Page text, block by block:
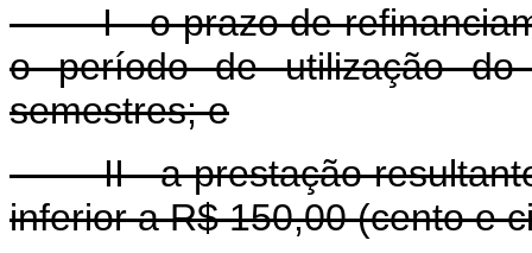
I - o prazo de
o período de utilização do
semestres; e
II - a prestação resultante
inferior a R$ 150,00 (cento e